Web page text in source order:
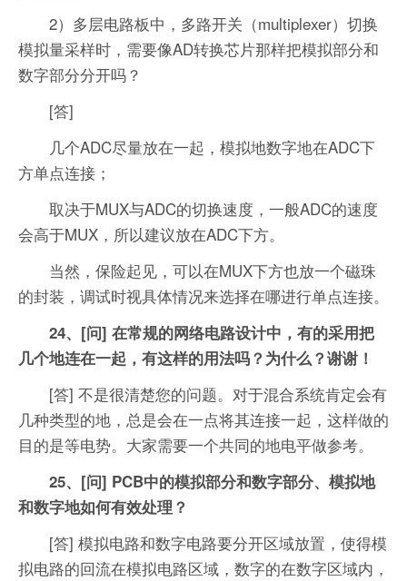
2）多层电路板中，多路开关（multiplexer）切换
模拟量采样时，需要像AD转换芯片那样把模拟部分和
数字部分分开吗？
[答]
几个ADC尽量放在一起，模拟地数字地在ADC下
方单点连接；
取决于MUX与ADC的切换速度，一般ADC的速度
会高于MUX，所以建议放在ADC下方。
当然，保险起见，可以在MUX下方也放一个磁珠
的封装，调试时视具体情况来选择在哪进行单点连接。
24、[问] 在常规的网络电路设计中，有的采用把
几个地连在一起，有这样的用法吗？为什么？谢谢！
[答] 不是很清楚您的问题。对于混合系统肯定会有
几种类型的地，总是会在一点将其连接一起，这样做的
目的是等电势。大家需要一个共同的地电平做参考。
25、[问] PCB中的模拟部分和数字部分、模拟地
和数字地如何有效处理？
[答] 模拟电路和数字电路要分开区域放置，使得模
拟电路的回流在模拟电路区域，数字的在数字区域内，